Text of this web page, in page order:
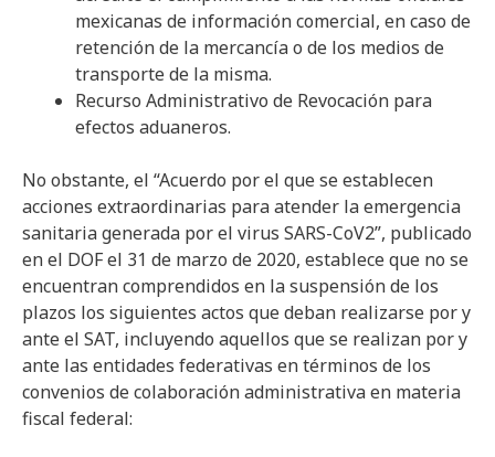
mexicanas de información comercial, en caso de
retención de la mercancía o de los medios de
transporte de la misma.
Recurso Administrativo de Revocación para
efectos aduaneros.
No obstante, el “Acuerdo por el que se establecen
acciones extraordinarias para atender la emergencia
sanitaria generada por el virus SARS-CoV2”, publicado
en el DOF el 31 de marzo de 2020, establece que no se
encuentran comprendidos en la suspensión de los
plazos los siguientes actos que deban realizarse por y
ante el SAT, incluyendo aquellos que se realizan por y
ante las entidades federativas en términos de los
convenios de colaboración administrativa en materia
fiscal federal: